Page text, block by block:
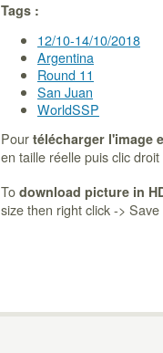
Tags :
12/10-14/10/2018
Argentina
Round 11
San Juan
WorldSSP
Pour télécharger l'image
en taille réelle puis clic
To download picture in
size then right click ->